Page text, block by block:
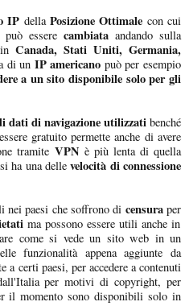
IP della Posizione Ottimale con cui
essere cambiata andando sulla
Canada, Stati Uniti, Germania,
di un IP americano può per esempio
a un sito disponibile solo per gli
dati di navigazione utilizzatibenché
gratuito permette anche di avere
tramite VPN è più lenta di quella
ha una dellevelocità di connessione
nei paesi che soffrono di censuraper
ma possono essere utili anche in
come si vede un sito web in un
funzionalità appena aggiunte da
a certi paesi, per accedere a contenuti
per motivi di copyright, per
il momento sono disponibili solo in